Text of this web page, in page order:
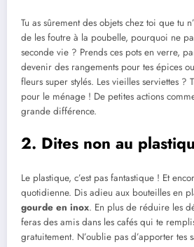
Tu as sûrement des objets chez toi que tu
de les foutre à la poubelle, pourquoi ne
seconde vie ? Prends ces pots en verre,
devenir des rangements pour tes épices
fleurs super stylés. Les vieilles serviettes ?
pour le ménage ! De petites actions
grande différence.
2. Dites non au
Le plastique, c’est pas fantastique ! Et
quotidienne. Dis adieu aux bouteilles en
gourde en inox. En plus de réduire les
feras des amis dans les cafés qui te
gratuitement. N’oublie pas d’apporter tes